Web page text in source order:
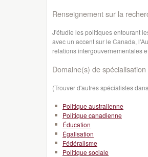
Renseignement sur la
J'étudie les politiques entourant
avec un accent sur le Canada,
relations intergouvernementales
Domaine(s) de spécialisation
(Trouver d'autres spécialistes
Politique australienne
Politique canadienne
Éducation
Égalisation
Fédéralisme
Politique sociale